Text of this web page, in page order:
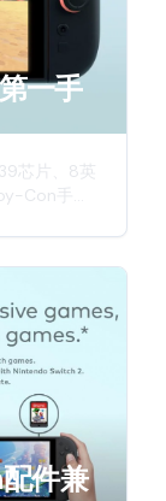
一手
芯片、8英
Con手
件兼